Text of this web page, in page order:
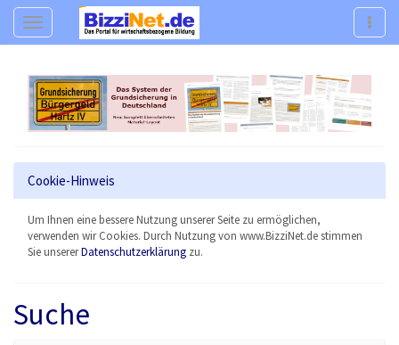
Navigation
Cookie-Hinweis
Um Ihnen eine bessere Nutzung unserer Seite zu ermöglichen,
verwenden wir Cookies. Durch Nutzung von www.BizziNet.de stimmen
Sie unsererDatenschutzerklärung zu.
Suche